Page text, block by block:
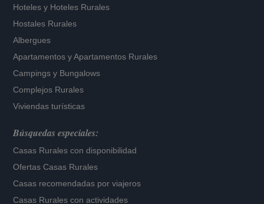
Hoteles y Hoteles Rurales
Hostales Rurales
Albergues
Apartamentos yApartamentos Rurales
Campings y Bungalows
Complejos Rurales
Viviendas turísticas
Búsquedas especiales:
Casas Rurales con disponibilidad
Ofertas Casas Rurales
Casas recomendadas por viajeros
Casas Rurales con actividades